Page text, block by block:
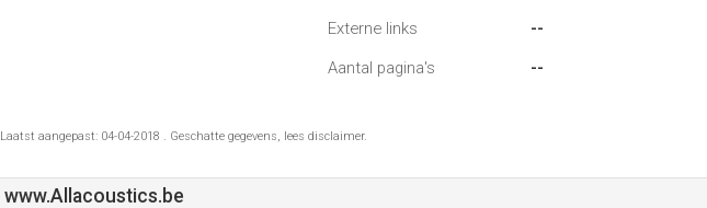
Externe links --
Aantal pagina's --
Laatst aangepast: 04-04-2018 . Geschatte gegevens, lees disclaimer.
www.Allacoustics.be